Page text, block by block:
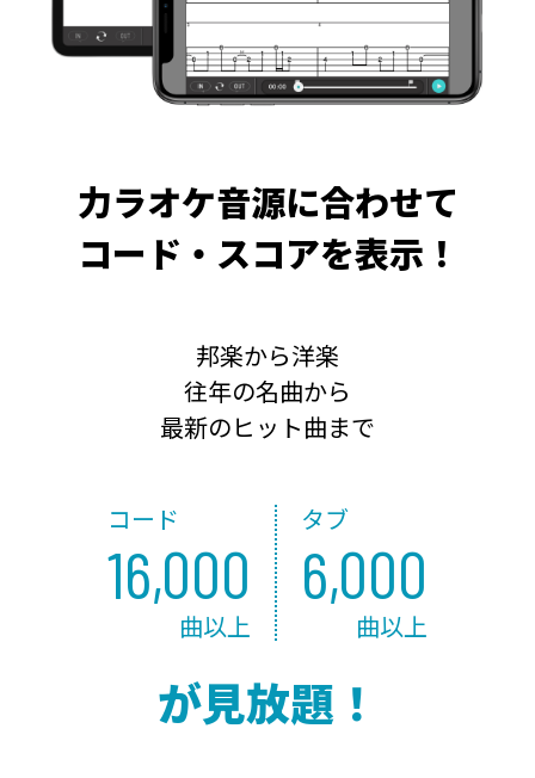
力ラオケ音源に合わせて
コード・スコアを表示！
邦楽から洋楽
往年の名曲から
最新のヒット曲まで
コード
16,000
曲以上
タブ
6,000
曲以上
が見放題！